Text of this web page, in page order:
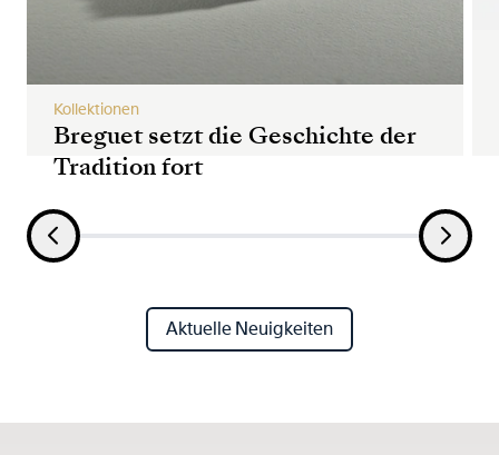
Breguet setzt die Geschichte der
Tradition fort
Kollektionen
Aktuelle Neuigkeiten